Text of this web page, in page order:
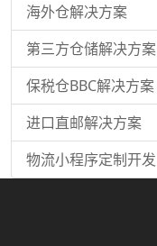
海外仓解决方案
第三方仓储解决方案
保税仓BBC解决方案
进口直邮解决方案
物流小程序定制开发